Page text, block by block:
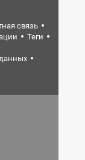
связь
Теги